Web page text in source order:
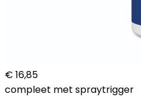
€ 16,85
compleet met spraytrigger